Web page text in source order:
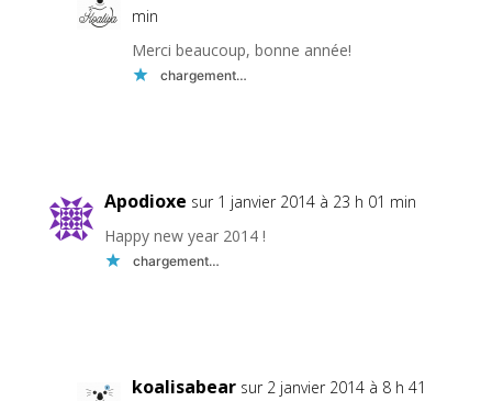
min
Merci beaucoup, bonne année!
chargement…
Apodioxe sur 1 janvier 2014 à 23 h 01 min
Happy new year 2014 !
chargement…
koalisabear sur 2 janvier 2014 à 8 h 41